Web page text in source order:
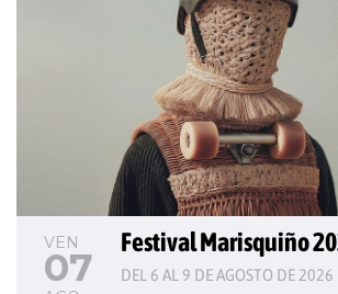
VEN
07
Festival Marisquiño
DEL 6 AL 9 DE AGOSTO DE 2026